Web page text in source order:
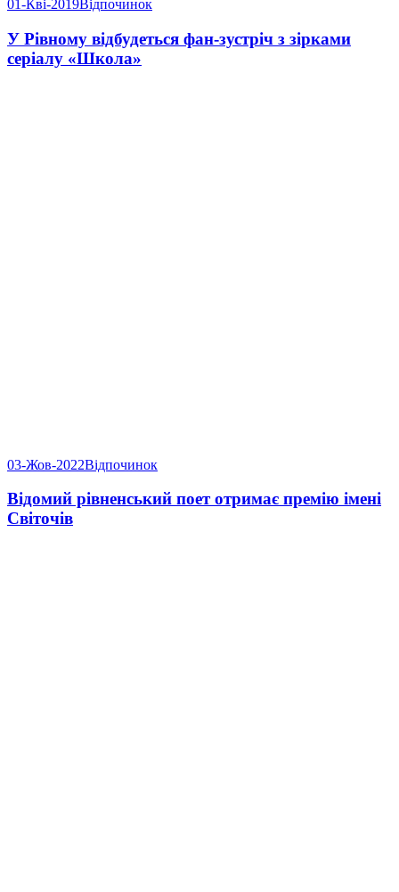
01-Кві-2019Відпочинок
У Рівному відбудеться фан-зустріч з зірками
серіалу «Школа»
03-Жов-2022Відпочинок
Відомий рівненський поет отримає премію імені
Світочів